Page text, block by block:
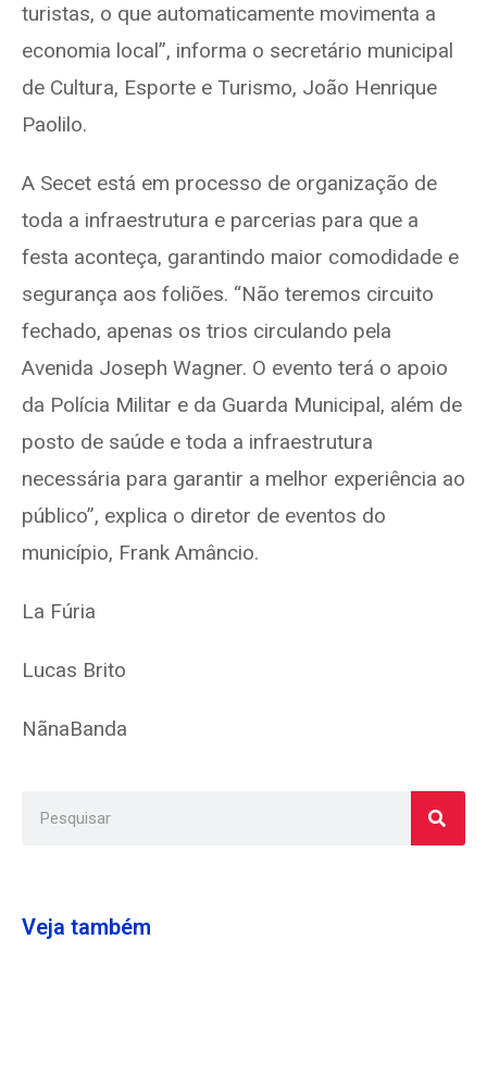
turistas, o que automaticamente movimenta a
economia local”, informa o secretário municipal
de Cultura, Esporte e Turismo, João Henrique
Paolilo.
A Secet está em processo de organização de
toda a infraestrutura e parcerias para que a
festa aconteça, garantindo maior comodidade e
segurança aos foliões. “Não teremos circuito
fechado, apenas os trios circulando pela
Avenida Joseph Wagner. O evento terá o apoio
da Polícia Militar e da Guarda Municipal, além de
posto de saúde e toda a infraestrutura
necessária para garantir a melhor experiência ao
público”, explica o diretor de eventos do
município, Frank Amâncio.
La Fúria
Lucas Brito
NãnaBanda
Veja também